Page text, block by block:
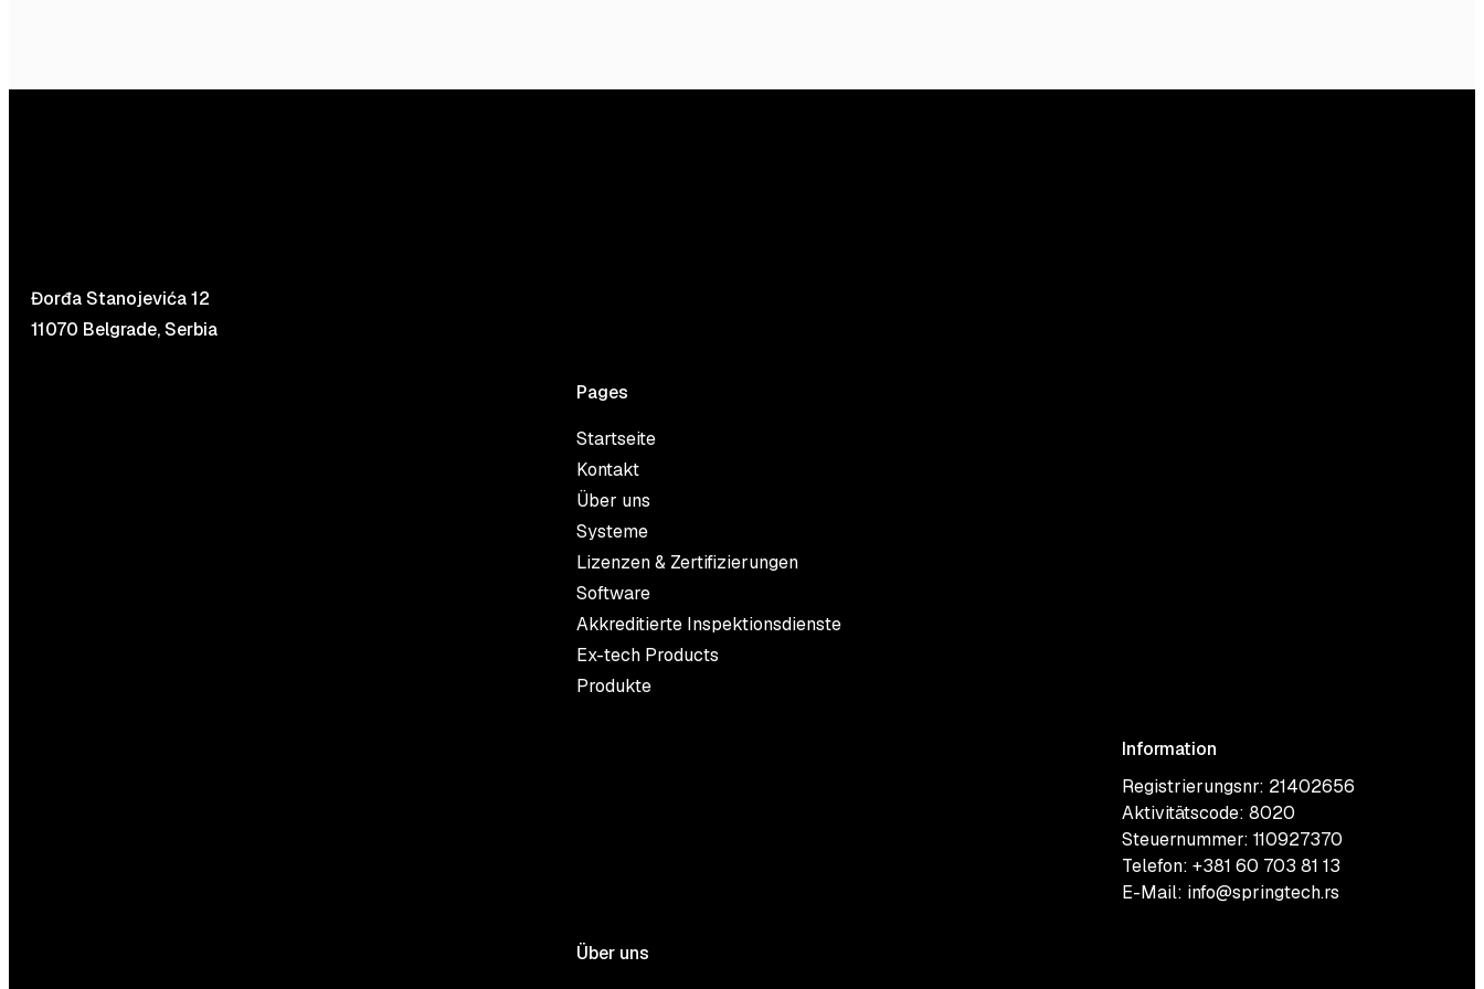
Đorđa Stanojevića 12
11070 Belgrade, Serbia
Pages
Startseite
Kontakt
Über uns
Systeme
Lizenzen & Zertifizierungen
Software
Akkreditierte Inspektionsdienste
Ex-tech Products
Produkte
Information
Registrierungsnr: 21402656
Aktivitätscode: 8020
Steuernummer: 110927370
Telefon: +381 60 703 81 13
E-Mail: info@springtech.rs
Über uns